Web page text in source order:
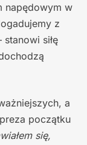
napędowym w
z
siłę
a
początku
się,